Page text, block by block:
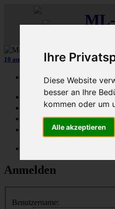
Ihre
Diese Website
besser an Ihre
kommen oder um
Alle akzeptieren
ML-
10 aus 15 unserer inGraz (A)
Schnellzugriff
Ungelesene
MLCD-Ausstellung
Forennutzer
Anmelden
Benutzername: